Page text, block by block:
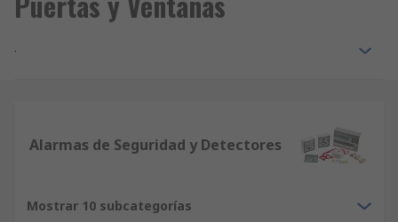
.
Alarmas de Seguridad y Detectores
Mostrar 10 subcategorías